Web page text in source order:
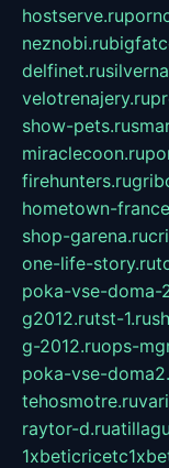
hostserve.ru
neznobi.ru
delfinet.ru
velotrenajery.ru
show-pets.ru
miraclecoon.ru
firehunters.ru
hometown-
shop-garena.ru
one-life-story.ru
poka-vse-doma-
g2012.rutst-1.ru
g-2012.ruops-
poka-vse-
tehosmotre.ru
raytor-d.ru